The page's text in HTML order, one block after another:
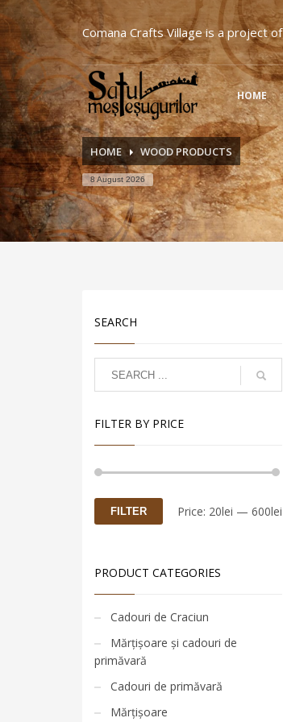
Comana Crafts Village is a project of
HOME
HOME WOOD PRODUCTS
8 August 2026
SEARCH
FILTER BY PRICE
FILTER Price: 20lei — 600lei
PRODUCT CATEGORIES
Cadouri de Craciun
Mărțișoare și cadouri de
primăvară
Cadouri de primăvară
Mărțișoare